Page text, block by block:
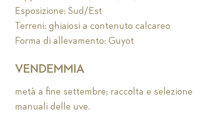
Esposizione: Sud/Est
Terreni: ghiaiosi a contenuto calcareo
Forma di allevamento: Guyot
VENDEMMIA
metà a fine settembre; raccolta e selezione
manuali delle uve.